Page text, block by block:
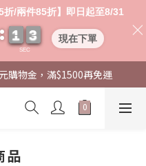
購物金，滿$1500再免運
品
/兩件85折】即日起至8/31
SEC
1
1
1
1 0
0
3
3
3
3 現在下單